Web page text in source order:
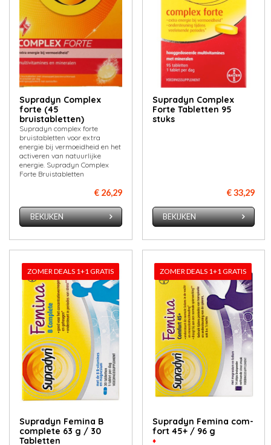
Supradyn Complex
forte (45
bruistabletten)
Supradyn complex forte
bruistabletten voor extra
energie bij vermoeidheid en het
activeren van natuurlijke
energie. Supradyn Complex
Forte Bruistabletten
€ 26,29
BEKIJKEN
Supradyn Complex
Forte Tabletten 95
stuks
€ 33,29
BEKIJKEN
ZOMER DEALS 1+1 GRATIS
Su­p­ra­dyn Fe­mi­na B
com­ple­te 63 g / 30
Tabletten
ZOMER DEALS 1+1 GRATIS
Su­p­ra­dyn Fe­mi­na com­
fort 45+ / 96 g
♦